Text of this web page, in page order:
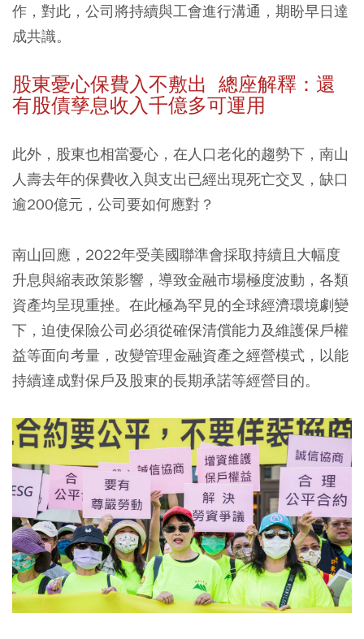
作，對此，公司將持續與工會進行溝通，期盼早日達
成共識。
股東憂心保費入不敷出 總座解釋：還
有股債孳息收入千億多可運用
此外，股東也相當憂心，在人口老化的趨勢下，南山
人壽去年的保費收入與支出已經出現死亡交叉，缺口
逾200億元，公司要如何應對？
南山回應，2022年受美國聯準會採取持續且大幅度
升息與縮表政策影響，導致金融市場極度波動，各類
資產均呈現重挫。在此極為罕見的全球經濟環境劇變
下，迫使保險公司必須從確保清償能力及維護保戶權
益等面向考量，改變管理金融資產之經營模式，以能
持續達成對保戶及股東的長期承諾等經營目的。